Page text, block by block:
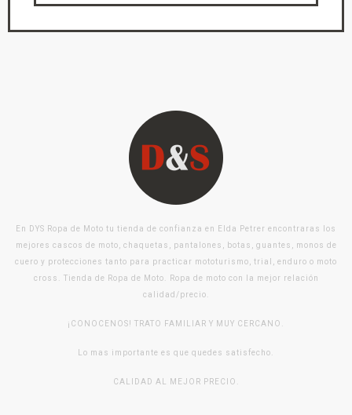
En DYS Ropa de Moto tu tienda de confianza en Elda Petrer encontraras los
mejores cascos de moto, chaquetas, pantalones, botas, guantes, monos de
cuero y protecciones tanto para practicar mototurismo, trial, enduro o moto
cross. Tienda de Ropa de Moto. Ropa de moto con la mejor relación
calidad/precio.
¡CONOCENOS! TRATO FAMILIAR Y MUY CERCANO.
Lo mas importante es que quedes satisfecho.
CALIDAD AL MEJOR PRECIO.